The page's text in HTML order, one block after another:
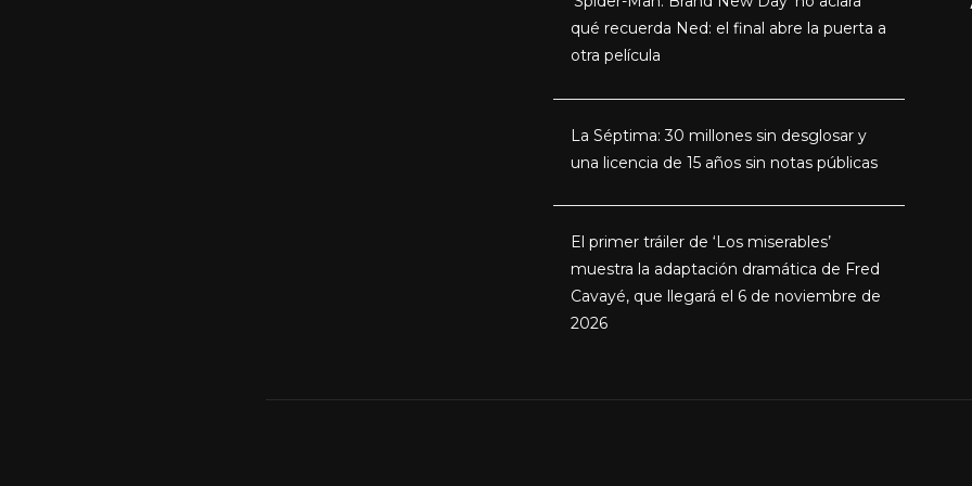
qué recuerda Ned: el final abre la puerta a
otra película
La Séptima: 30 millones sin desglosar y
una licencia de 15 años sin notas públicas
El primer tráiler de ‘Los miserables’
muestra la adaptación dramática de Fred
Cavayé, que llegará el 6 de noviembre de
2026